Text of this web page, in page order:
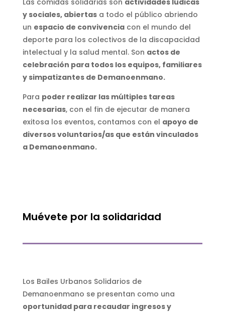
y sociales, abiertasa todo el público abriendo
un espacio de convivenciacon el mundo del
deporte para los colectivos de la discapacidad
intelectual y la salud mental. Son actos de
celebración para todos los equipos, familiares
y simpatizantes de Demanoenmano.
Para poder realizar las múltiples tareas
necesarias, con el fin de ejecutar de manera
exitosa los eventos, contamos con el apoyo de
diversos voluntarios/as que están vinculados
a Demanoenmano.
Muévete por la solidaridad
Los Bailes Urbanos Solidarios de
Demanoenmano se presentan como una
oportunidad para recaudar ingresos y